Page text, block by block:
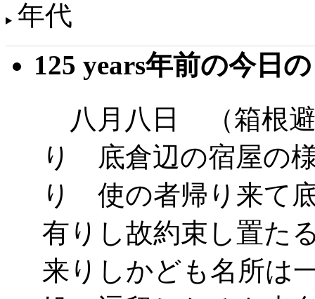
年代
125 years年前の今日
八月八日 （箱根
り 底倉辺の宿屋の
り 使の者帰り来て
有りし故約束し置た
来りしかども名所は